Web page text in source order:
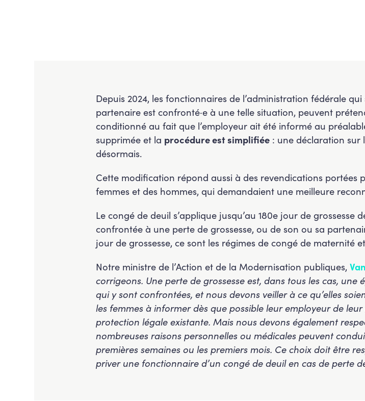
Depuis 2024, les fonctionnaires de l’administration fédérale
partenaire est confronté·e à une telle situation, peuvent
conditionné au fait que l’employeur ait été informé au
supprimée et la procédure est simplifiée: une déclaration sur
désormais.
Cette modification répond aussi à des revendications portées
femmes et des hommes, qui demandaient une meilleure
Le congé de deuil s’applique jusqu’au 180e jour de
confrontée à une perte de grossesse, ou de son ou sa
jour de grossesse, ce sont les régimes de congé de maternité
Notre ministre de l’Action et de la Modernisation publiques,
corrigeons. Une perte de grossesse est, dans tous les cas,
qui y sont confrontées, et nous devons veiller à ce qu’elles
les femmes à informer dès que possible leur employeur de
protection légale existante. Mais nous devons également
nombreuses raisons personnelles ou médicales peuvent
premières semaines ou les premiers mois. Ce choix doit être
priver une fonctionnaire d’un congé de deuil en cas de perte